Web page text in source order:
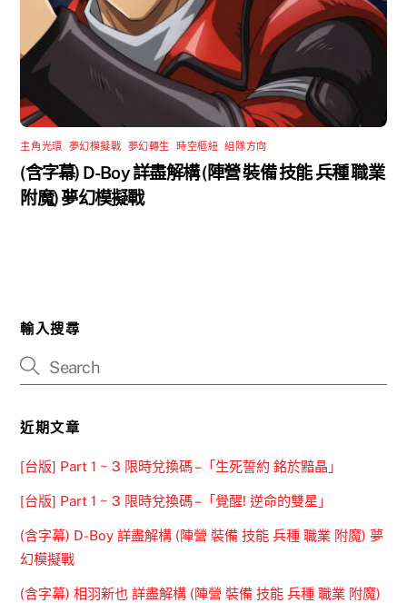
主角光環 夢幻模擬戰 夢幻轉生 ,時空樞紐 ,組隊方向
(含字幕) D-Boy 詳盡解構 (陣營 裝備 技能 兵種 職業
附魔) 夢幻模擬戰
輸入搜尋
近期文章
[台版] Part 1 ~ 3 限時兌換碼 –「生死誓約 銘於黯晶」
[台版] Part 1 ~ 3 限時兌換碼 –「覺醒! 逆命的雙星」
(含字幕) D-Boy 詳盡解構 (陣營 裝備 技能 兵種 職業 附魔) 夢
幻模擬戰
(含字幕) 相羽新也 詳盡解構 (陣營 裝備 技能 兵種 職業 附魔)